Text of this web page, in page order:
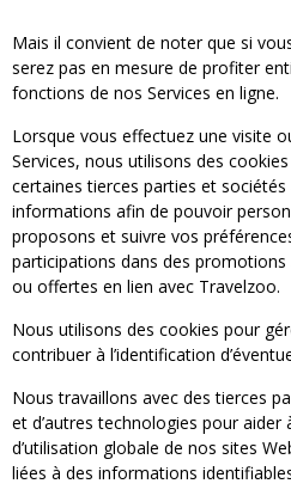
Mais il convient de noter que si
serez pas en mesure de profiter
fonctions de nos Services en ligne.
Lorsque vous effectuez une visite
Services, nous utilisons des
certaines tierces parties et
informations afin de pouvoir
proposons et suivre vos
participations dans des
ou offertes en lien avec Travelzoo.
Nous utilisons des cookies pour
contribuer à l’identification
Nous travaillons avec des tierces
et d’autres technologies pour
d’utilisation globale de nos sites
liées à des informations